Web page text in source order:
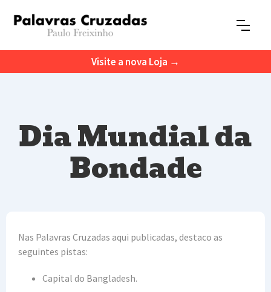
Visite a nova Loja →
Dia Mundial da
Bondade
Nas Palavras Cruzadas aqui publicadas, destaco as
seguintes pistas:
Capital do Bangladesh.